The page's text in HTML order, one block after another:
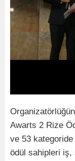
Awarts 2 Rize
ve 53
ödül sahipleri iş,